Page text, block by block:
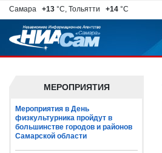
Самара +13 °C, Тольятти +14 °C
МЕРОПРИЯТИЯ
Мероприятия в День
физкультурника пройдут в
большинстве городов и районов
Самарской области